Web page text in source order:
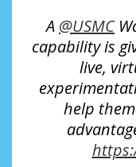
A @USMC
capability is
live,
help